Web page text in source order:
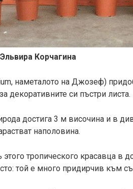
Эльвира Корчагина
наметалото на Джозеф)
декоративните си пъстри листа.
достига 3 м височина и в
наполовина.
тропического красавца в
той е много придирчив към